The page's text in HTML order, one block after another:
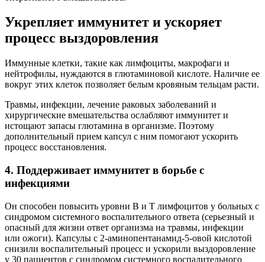
Укрепляет иммунитет и ускоряет
процесс выздоровления
Иммунные клетки, такие как лимфоциты, макрофаги и
нейтрофилы, нуждаются в глютаминовой кислоте. Наличие ее
вокруг этих клеток позволяет белым кровяным тельцам расти.
Травмы, инфекции, лечение раковых заболеваний и
хирургические вмешательства ослабляют иммунитет и
истощают запасы глютамина в организме. Поэтому
дополнительный прием капсул с ним помогают ускорить
процесс восстановления.
4. Поддерживает иммунитет в борьбе с
инфекциями
Он способен повысить уровни В и Т лимфоцитов у больных с
синдромом системного воспалительного ответа (серьезный и
опасный для жизни ответ организма на травмы, инфекции
или ожоги). Капсулы с 2-аминопентанамид-5-овой кислотой
снизили воспалительный процесс и ускорили выздоровление
у 30 пациентов с синдромом системного воспалительного